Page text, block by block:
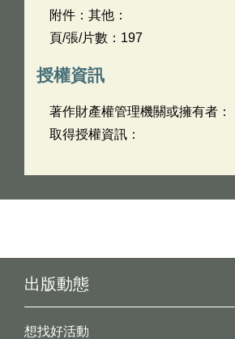
附件：其他：
頁/張/片數：197
授權資訊
著作財產權管理機關或擁有者：
取得授權資訊：
出版動態
想找好活動